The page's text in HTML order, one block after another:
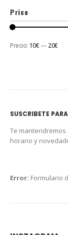
Price
Precio: 10€ — 20€
SUSCRIBETE
Te
horario y
Error: Formulario